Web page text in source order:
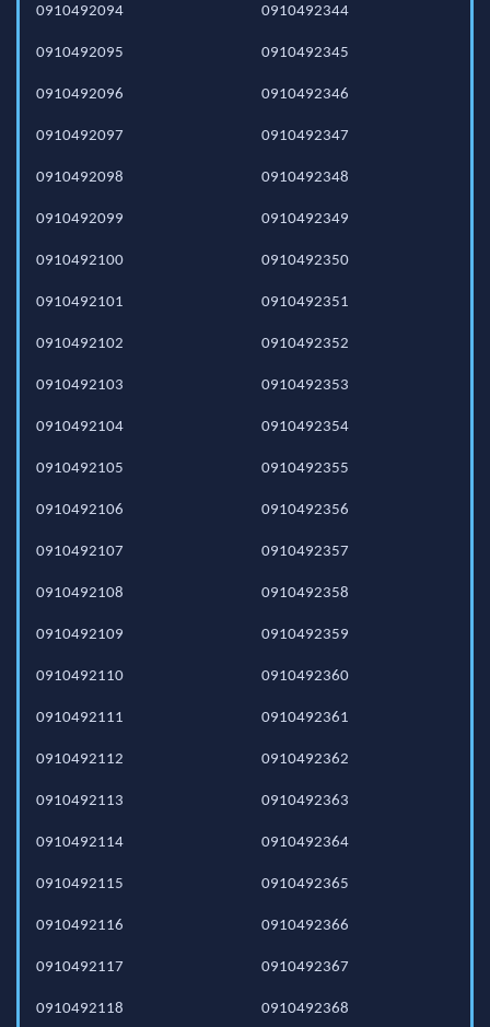
0910492094
0910492095
0910492096
0910492097
0910492098
0910492099
0910492100
0910492101
0910492102
0910492103
0910492104
0910492105
0910492106
0910492107
0910492108
0910492109
0910492110
0910492111
0910492112
0910492113
0910492114
0910492115
0910492116
0910492117
0910492118
0910492344
0910492345
0910492346
0910492347
0910492348
0910492349
0910492350
0910492351
0910492352
0910492353
0910492354
0910492355
0910492356
0910492357
0910492358
0910492359
0910492360
0910492361
0910492362
0910492363
0910492364
0910492365
0910492366
0910492367
0910492368